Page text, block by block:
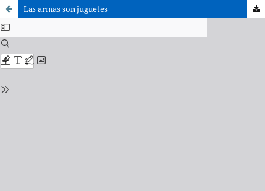
Las armas son juguetes